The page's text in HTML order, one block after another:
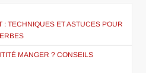
TECHNIQUES ET ASTUCES POUR
MANGER ? CONSEILS